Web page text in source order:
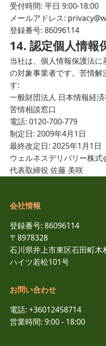
受付時間: 平日 9:00-18:00
メールアドレス:
登録番号: 86096114
14. 認定個人情報
当社は、個人情報保護法
の対象事業者です。苦情
す:
一般財団法人 日本情報経
苦情相談窓口
電話: 0120-700-779
制定日: 2009年4月1日
最終改定日: 2025年1月1日
ウェルネスデリバリー株式
代表取締役 佐藤 美咲
会社情報
登録番号: 86096114
〒8978328
石川県井上市東区石田町木
ハイツ若松101号
お問い合わせ
電話: +36012458714
営業時間: 9:00 - 18:00